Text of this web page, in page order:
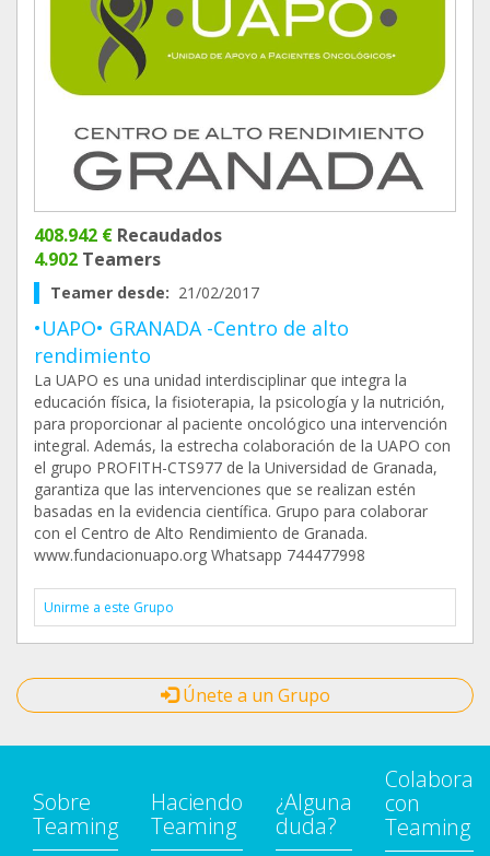
408.942 € Recaudados
4.902 Teamers
Teamer desde: 21/02/2017
•UAPO• GRANADA -Centro de alto
rendimiento
La UAPO es una unidad interdisciplinar que integra la
educación física, la fisioterapia, la psicología y la nutrición,
para proporcionar al paciente oncológico una intervención
integral. Además, la estrecha colaboración de la UAPO con
el grupo PROFITH-CTS977 de la Universidad de Granada,
garantiza que las intervenciones que se realizan estén
basadas en la evidencia científica. Grupo para colaborar
con el Centro de Alto Rendimiento de Granada.
www.fundacionuapo.org Whatsapp 744477998
Unirme a este Grupo
Únete a un Grupo
Sobre
Teaming
Haciendo
Teaming
¿Alguna
duda?
Colabora
con
Teaming